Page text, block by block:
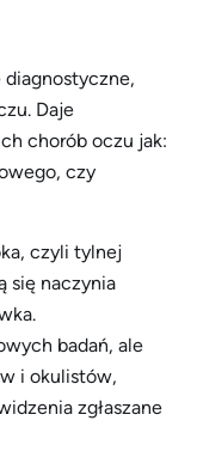
diagnostyczne,
Daje
chorób oczu jak:
czy
czyli tylnej
się naczynia
badań, ale
i okulistów,
zgłaszane